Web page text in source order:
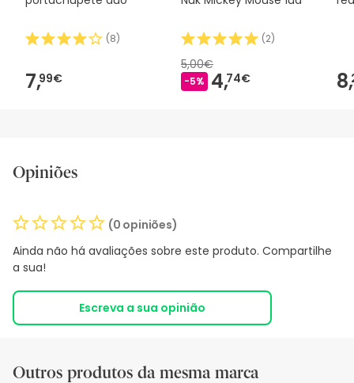
(8)
7,99€
(2)
5,00€
-5% 4,74€ 8,
Opiniões
(0 opiniões)
Ainda não há avaliações sobre este produto. Compartilhe
a sua!
Escreva a sua opinião
Outros produtos da mesma marca